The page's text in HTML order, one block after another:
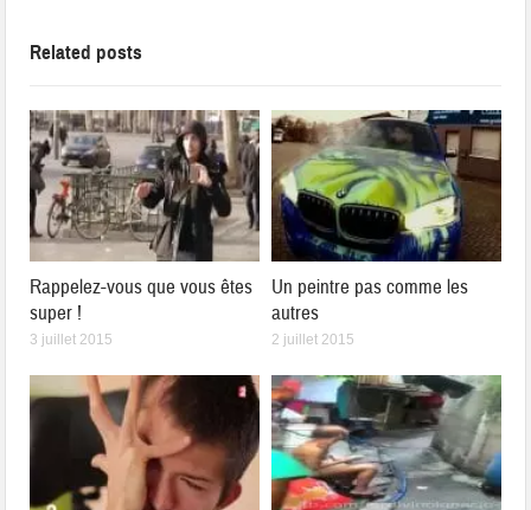
Related posts
Rappelez-vous que vous êtes
super !
3 juillet 2015
Un peintre pas comme les
autres
2 juillet 2015